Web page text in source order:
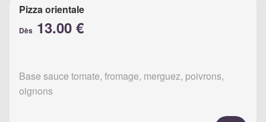
Pizza orientale
Dès 13.00 €
Base sauce tomate, fromage, merguez, poivrons,
oignons